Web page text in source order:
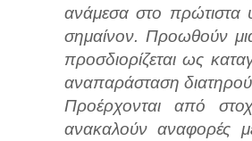
ανάμεσα στο πρώτιστα
σημαίνον. Προωθούν
προσδιορίζεται ως
αναπαράσταση
Προέρχονται από
ανακαλούν αναφορές